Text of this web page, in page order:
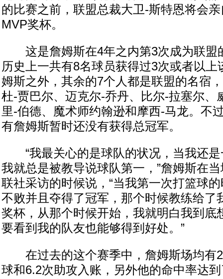
的比赛之前，联盟总裁大卫-斯特恩将会
MVP奖杯。
这是詹姆斯在4年之内第3次成为联盟
历史上一共有8名球员获得过3次或者以上
姆斯之外，其余的7个人都是联盟的名宿
杜-贾巴尔、迈克尔-乔丹、比尔-拉塞尔、
里-伯德、魔术师约翰逊和摩西-马龙。不
有詹姆斯暂时还没有获得总冠军。
“我最关心的是球队的状况，当我还是
我就总是被教导说球队第一，”詹姆斯在
联社采访的时候说，“当我第一次打篮球
不败并且夺得了冠军，那个时候教练给了
奖杯，从那个时候开始，我就明白我到底
要看到我的队友也能够得到好处。”
在过去的这个赛季中，詹姆斯场均有
球和6.2次助攻入账，另外他的命中率达